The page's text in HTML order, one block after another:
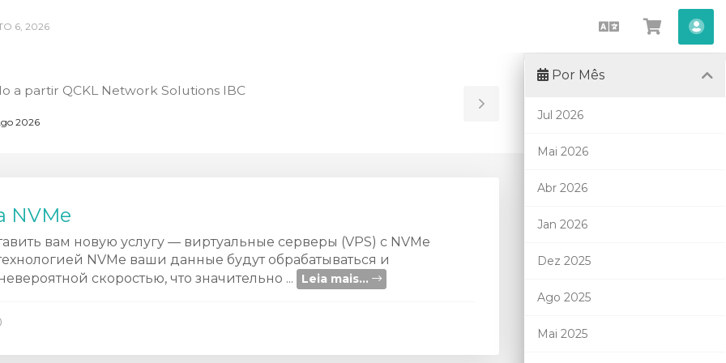
6, 2026
Português
carrinho
a partir QCKL Network Solutions IBC
2026
Toggle
Sidebar
NVMe
вам новую услугу — виртуальные серверы (VPS) с NVMe
NVMe ваши данные будут обрабатываться и
скоростью, что значительно ...
Leia mais...
Por Mês
Jul 2026
Mai 2026
Abr 2026
Jan 2026
Dez 2025
Ago 2025
Mai 2025